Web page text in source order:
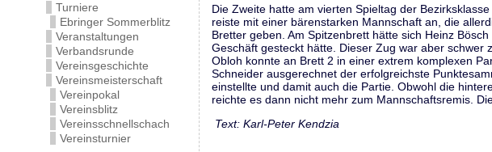
Turniere
Ebringer Sommerblitz
Veranstaltungen
Verbandsrunde
Vereinsgeschichte
Vereinsmeisterschaft
Vereinpokal
Vereinsblitz
Vereinsschnellschach
Vereinsturnier
Die Zweite hatte am vierten Spieltag der
reiste mit einer bärenstarken Mannschaft an, die
Bretter geben. Am Spitzenbrett hätte sich Heinz
Geschäft gesteckt hätte. Dieser Zug war aber schwer
Obloh konnte an Brett 2 in einer extrem komplexen
Schneider ausgerechnet der erfolgreichste
einstellte und damit auch die Partie. Obwohl die
reichte es dann nicht mehr zum Mannschaftsremis.
Text: Karl-Peter Kendzia